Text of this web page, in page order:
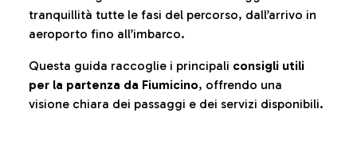
tranquillità tutte le fasi del percorso, dall’arrivo in
aeroporto fino all’imbarco.
Questa guida raccoglie i principali consigli utili
per la partenza da Fiumicino, offrendo una
visione chiara dei passaggi e dei servizi disponibili.